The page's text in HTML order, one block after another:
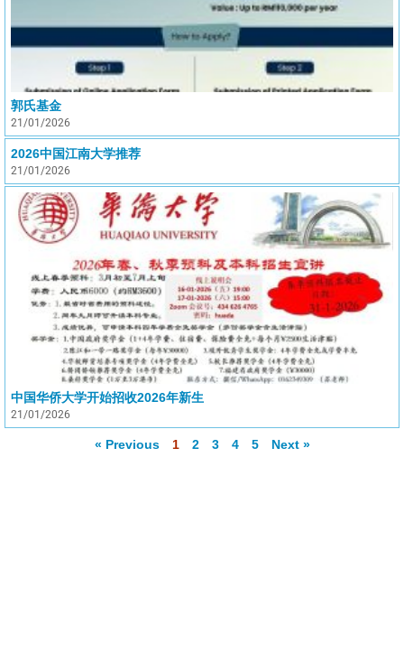
郭氏基金
21/01/2026
2026中国江南大学推荐
21/01/2026
中国华侨大学开始招收2026年新生
21/01/2026
« Previous 1 2 3 4 5 Next »